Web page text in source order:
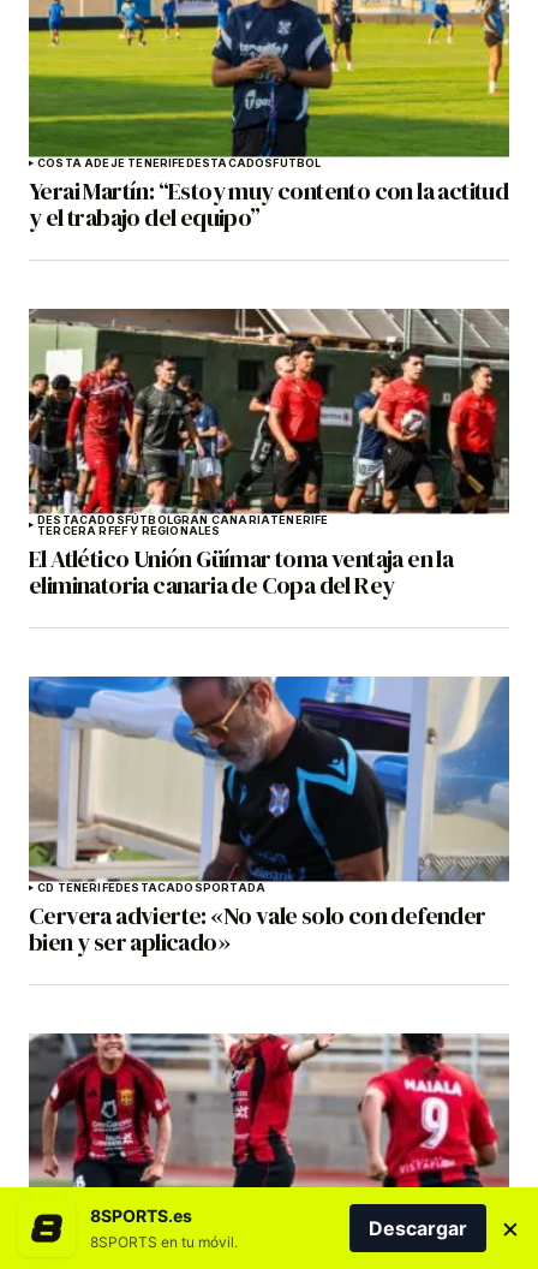
COSTA ADEJE TENERIFEDESTACADOSFÚTBOL
Yerai Martín: “Estoy muy contento con la actitud
y el trabajo del equipo”
DESTACADOSFÚTBOLGRAN CANARIATENERIFE
TERCERA RFEF Y REGIONALES
El Atlético Unión Güímar toma ventaja en la
eliminatoria canaria de Copa del Rey
CD TENERIFEDESTACADOSPORTADA
Cervera advierte: «No vale solo con defender
bien y ser aplicado»
DESTACADOSFÚTBOLFÚTBOL FEMENINO
8SPORTS.es
8SPORTS en tu móvil.
Descargar ×